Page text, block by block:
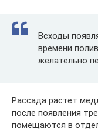
Всходы
времени
желательно
Рассада растет
после появления
помещаются в